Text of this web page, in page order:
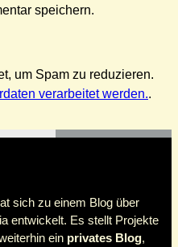
speichern.
um Spam zu reduzieren.
verarbeitet werden..
sich zu einem Blog über
entwickelt. Es stellt Projekte
ein privates Blog,